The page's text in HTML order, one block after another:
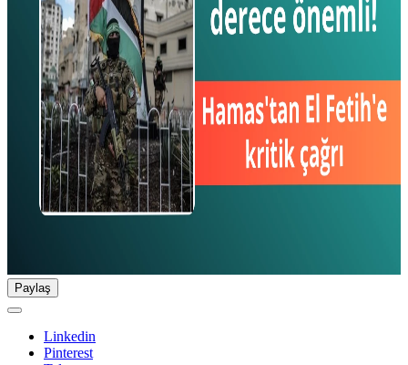
Paylaş
Linkedin
Pinterest